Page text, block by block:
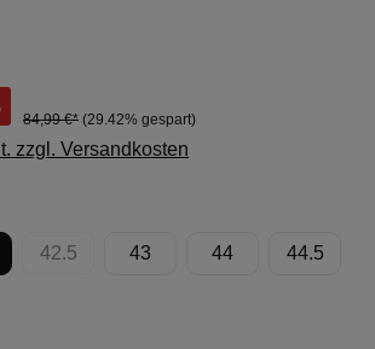
84,99 €* (29.42% gespart)
zzgl. Versandkosten
zurzeit nicht verfügbar.)
42.5
(Diese Option ist zurzeit nicht verfügbar.)
43 44 44.5
zurzeit nicht verfügbar.)